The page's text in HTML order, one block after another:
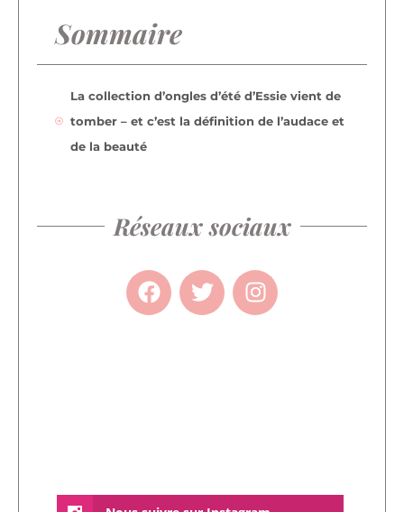
Sommaire
La collection d’ongles d’été d’Essie vient de
tomber – et c’est la définition de l’audace et
de la beauté
Réseaux sociaux